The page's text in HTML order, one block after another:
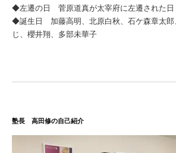
◆左遷の日 菅原道真が太宰府に左遷された日
◆誕生日 加藤高明、北原白秋、石ケ森章太郎
じ、櫻井翔、多部未華子
塾長 高田修の自己紹介